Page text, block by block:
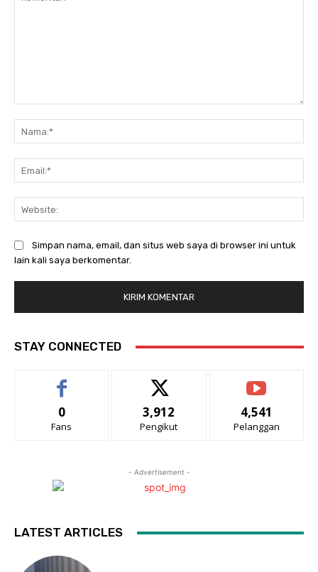
Simpan nama, email, dan situs web saya di browser ini untuk
lain kali saya berkomentar.
STAY CONNECTED
0
Fans
3,912
Pengikut
4,541
Pelanggan
- Advertisement -
LATEST ARTICLES